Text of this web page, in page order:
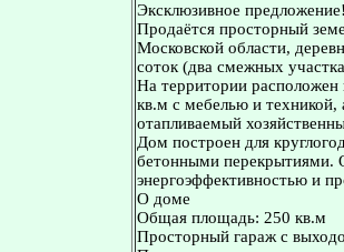
Эксклюзивное
Продаётся просторный
Московской области,
соток (два смежных
На территории
кв.м с мебелью и техникой,
отапливаемый
Дом построен для
бетонными перекрытиями.
энергоэффективностью и
О доме
Общая площадь: 250 кв.м
Просторный гараж с